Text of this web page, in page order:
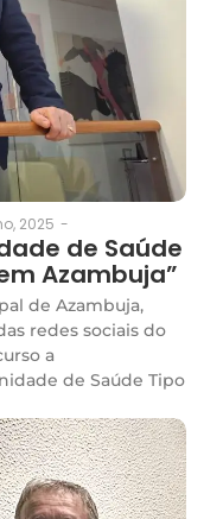
2025 -
de Saúde
Azambuja”
de Azambuja,
redes sociais do
a
de Saúde Tipo